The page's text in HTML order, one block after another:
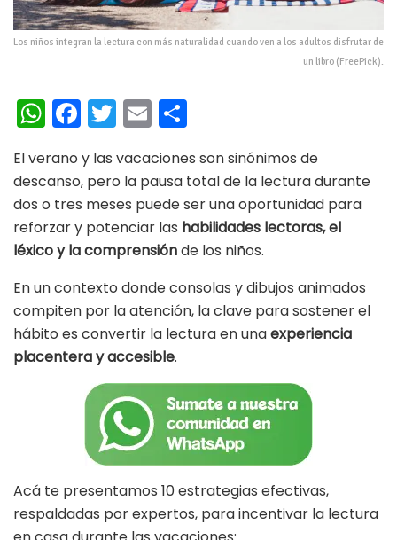
Los niños integran la lectura con más naturalidad cuando ven a los adultos disfrutar de
un libro (FreePick).
W
at
s
A
p
p
Fa
b
oo
k
T
tt
er
E
ai
l
m
p
ar
ti
r
El verano y las vacaciones son sinónimos de
descanso, pero la pausa total de la lectura durante
dos o tres meses puede ser una oportunidad para
reforzar y potenciar las habilidades lectoras, el
léxico y la comprensiónde los niños.
En un contexto donde consolas y dibujos animados
compiten por la atención, la clave para sostener el
hábito es convertir la lectura en unaexperiencia
placentera y accesible.
Acá te presentamos 10 estrategias efectivas,
respaldadas por expertos, para incentivar la lectura